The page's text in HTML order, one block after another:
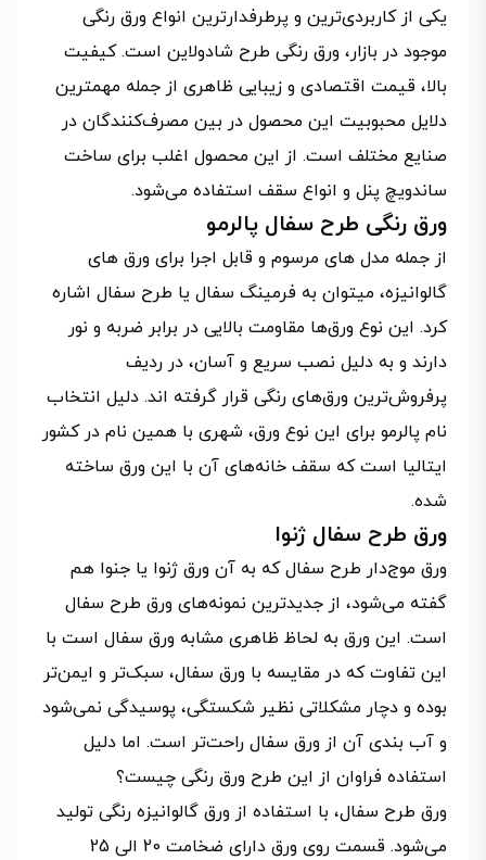
یکی از کاربردی‌ترین و پرطرفدارترین انواع ورق رنگی
موجود در بازار، ورق رنگی طرح شادولاین است. کیفیت
بالا، قیمت اقتصادی و زیبایی ظاهری از جمله مهمترین
دلایل محبوبیت این محصول در بین مصرف‌کنندگان در
صنایع مختلف است. از این محصول اغلب برای ساخت
ساندویچ پنل و انواع سقف استفاده می‌شود.
ورق‌ رنگی طرح سفال پالرمو
از جمله مدل های مرسوم و قابل اجرا برای ورق های
گالوانیزه، میتوان به فرمینگ سفال یا طرح سفال اشاره
کرد. این نوع ورق‌ها مقاومت بالایی در برابر ضربه و نور
دارند و به دلیل نصب سریع و آسان، در ردیف
پرفروش‌ترین ورق‌های رنگی قرار گرفته اند. دلیل انتخاب
نام پالرمو برای این نوع ورق، شهری با همین نام در کشور
ایتالیا است که سقف خانه‌های آن با این ورق ساخته
شده.
ورق طرح سفال ژنوا
ورق موج‌دار طرح سفال که به آن ورق ژنوا یا جنوا هم
گفته می‌شود، از جدیدترین نمونه‌های ورق طرح سفال
است. این ورق به لحاظ ظاهری مشابه ورق سفال است با
این تفاوت که در مقایسه با ورق سفال، سبک‌تر و ایمن‌تر
بوده و دچار مشکلاتی نظیر شکستگی، پوسیدگی نمی‌شود
و آب بندی آن از ورق سفال راحت‌تر است. اما دلیل
استفاده فراوان از این طرح ورق رنگی چیست؟
ورق طرح سفال، با استفاده از ورق گالوانیزه رنگی تولید
می‌شود. قسمت روی ورق دارای ضخامت 20 الی 25